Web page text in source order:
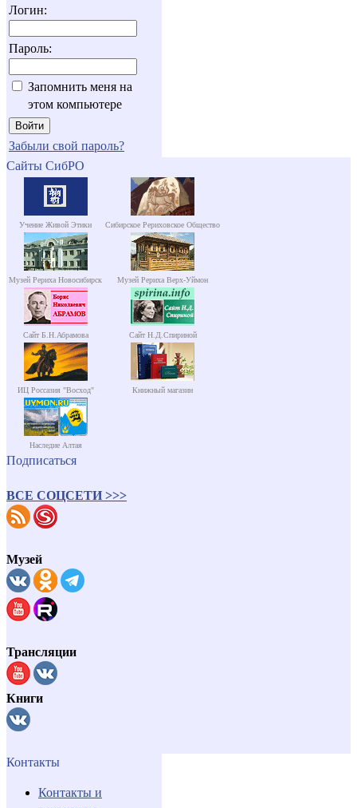
Логин:
Пароль:
Запомнить меня на
этом компьютере
Забыли свой пароль?
Сайты СибРО
Учение Живой Этики Сибирское Рериховское Общество
Музей Рериха Новосибирск Музей Рериха Верх-Уймон
Сайт Б.Н.Абрамова Сайт Н.Д.Спириной
ИЦ Россазия "Восход" Книжный магазин
Наследие Алтая
Подписаться
ВСЕ СОЦСЕТИ >>>
Музей
Трансляции
Книги
Контакты
Контакты и